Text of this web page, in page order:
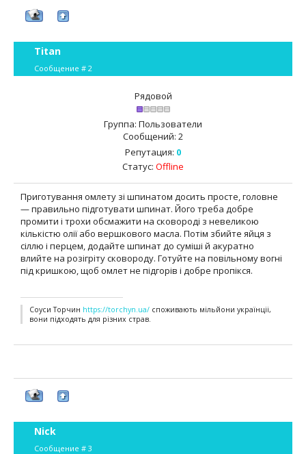
Titan
Сообщение # 2
Рядовой
Группа: Пользователи
Сообщений: 2
Репутация: 0
Статус: Offline
Приготування омлету зі шпинатом досить просте, головне
— правильно підготувати шпинат. Його треба добре
промити і трохи обсмажити на сковороді з невеликою
кількістю олії або вершкового масла. Потім збийте яйця з
сіллю і перцем, додайте шпинат до суміші й акуратно
влийте на розігріту сковороду. Готуйте на повільному вогні
під кришкою, щоб омлет не підгорів і добре пропікся.
Соуси Торчин https://torchyn.ua/ споживають мільйони українціі,
вони підходять для різних страв.
Nick
Сообщение # 3